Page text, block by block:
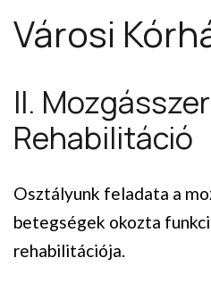
Városi
II.
Rehabilitáció
Osztályunk feladata a
betegségek okozta
rehabilitációja.